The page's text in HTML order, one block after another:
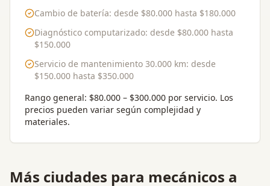
Cambio de batería: desde $80.000 hasta $180.000
Diagnóstico computarizado: desde $80.000 hasta
$150.000
Servicio de mantenimiento 30.000 km: desde
$150.000 hasta $350.000
Rango general: $80.000 – $300.000 por servicio. Los
precios pueden variar según complejidad y
materiales.
Más ciudades para mecánicos a